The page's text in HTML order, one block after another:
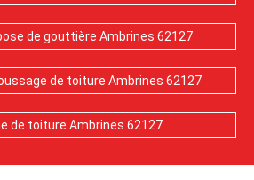
de gouttière Ambrines 62127
de toiture Ambrines 62127
de toiture Ambrines 62127